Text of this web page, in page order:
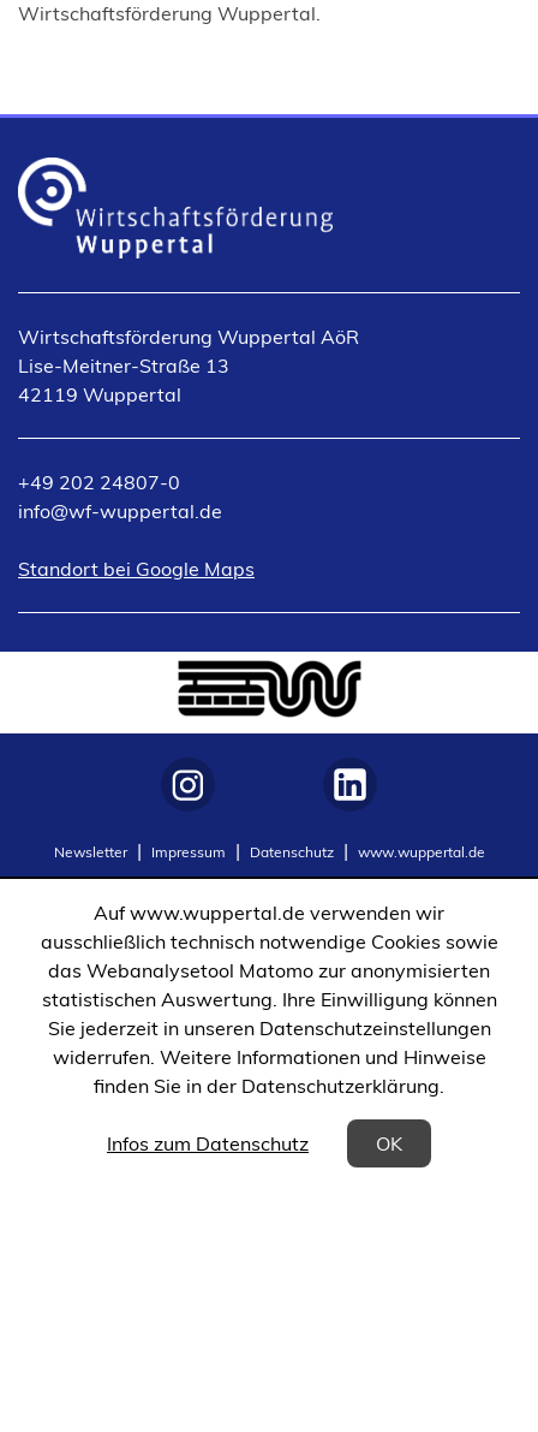
Wirtschaftsförderung Wuppertal.
Wirtschaftsförderung Wuppertal AöR
Lise-Meitner-Straße 13
42119 Wuppertal
+49 202 24807-0
info
wf-wuppertal de
Standort bei Google Maps
(Öffnet
neuen
Newsletter
in
Impressum Datenschutz www.wuppertal.de
in
Auf www.wuppertal.de verwenden wir
ausschließlich technisch notwendige Cookies sowie
das Webanalysetool Matomo zur anonymisierten
statistischen Auswertung. Ihre Einwilligung können
Sie jederzeit in unseren Datenschutzeinstellungen
widerrufen. Weitere Informationen und Hinweise
finden Sie in der Datenschutzerklärung.
Infos zum Datenschutz
(Öffnet in einem neuen Tab) OK